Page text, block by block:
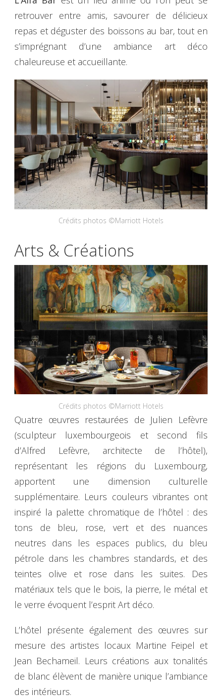
retrouver entre amis, savourer de délicieux
repas et déguster des boissons au bar, tout en
s’imprégnant d’une ambiance art déco
chaleureuse et accueillante.
Crédits photos ©Marriott Hotels
Arts & Créations
Crédits photos ©Marriott Hotels
Quatre œuvres restaurées de Julien Lefèvre
(sculpteur luxembourgeois et second fils
d’Alfred Lefèvre, architecte de l’hôtel),
représentant les régions du Luxembourg,
apportent une dimension culturelle
supplémentaire. Leurs couleurs vibrantes ont
inspiré la palette chromatique de l’hôtel : des
tons de bleu, rose, vert et des nuances
neutres dans les espaces publics, du bleu
pétrole dans les chambres standards, et des
teintes olive et rose dans les suites. Des
matériaux tels que le bois, la pierre, le métal et
le verre évoquent l’esprit Art déco.
L’hôtel présente également des œuvres sur
mesure des artistes locaux Martine Feipel et
Jean Bechameil. Leurs créations aux tonalités
de blanc élèvent de manière unique l’ambiance
des intérieurs.